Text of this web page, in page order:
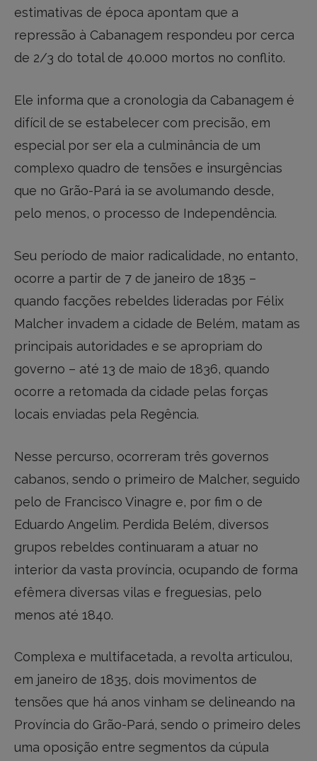
estimativas de época apontam que a
repressão à Cabanagem respondeu por cerca
de 2/3 do total de 40.000 mortos no conflito.
Ele informa que a cronologia da Cabanagem é
difícil de se estabelecer com precisão, em
especial por ser ela a culminância de um
complexo quadro de tensões e insurgências
que no Grão-Pará ia se avolumando desde,
pelo menos, o processo de Independência.
Seu período de maior radicalidade, no entanto,
ocorre a partir de 7 de janeiro de 1835 –
quando facções rebeldes lideradas por Félix
Malcher invadem a cidade de Belém, matam as
principais autoridades e se apropriam do
governo – até 13 de maio de 1836, quando
ocorre a retomada da cidade pelas forças
locais enviadas pela Regência.
Nesse percurso, ocorreram três governos
cabanos, sendo o primeiro de Malcher, seguido
pelo de Francisco Vinagre e, por fim o de
Eduardo Angelim. Perdida Belém, diversos
grupos rebeldes continuaram a atuar no
interior da vasta província, ocupando de forma
efêmera diversas vilas e freguesias, pelo
menos até 1840.
Complexa e multifacetada, a revolta articulou,
em janeiro de 1835, dois movimentos de
tensões que há anos vinham se delineando na
Província do Grão-Pará, sendo o primeiro deles
uma oposição entre segmentos da cúpula